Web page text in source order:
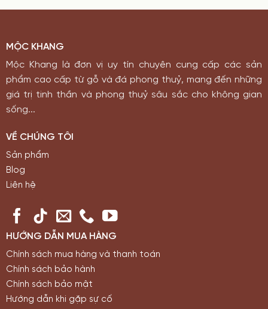
MỘC KHANG
Mộc Khang là đơn vị uy tín chuyên cung cấp các sản
phẩm cao cấp từ gỗ và đá phong thuỷ, mang đến những
giá trị tinh thần và phong thuỷ sâu sắc cho không gian
sống...
VỀ CHÚNG TÔI
Sản phẩm
Blog
Liên hệ
HƯỚNG DẪN MUA HÀNG
Chính sách mua hàng và thanh toán
Chính sách bảo hành
Chính sách bảo mật
Hướng dẫn khi gặp sự cố